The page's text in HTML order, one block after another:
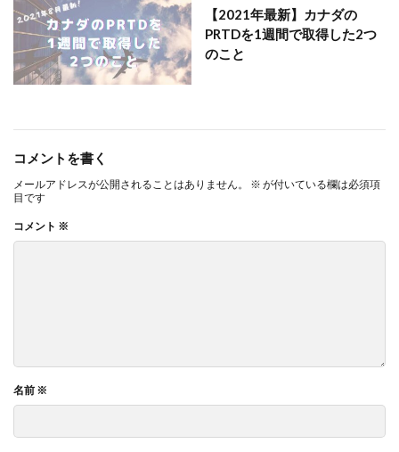
【2021年最新】カナダの
PRTDを1週間で取得した2つ
のこと
コメントを書く
メールアドレスが公開されることはありません。 ※ が付いている欄は必須項
目です
コメント ※
名前 ※